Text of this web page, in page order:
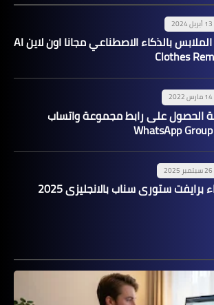
13 أبريل 2024
إزالة الملابس بالذكاء الاصطناعي مجانا اون لاين AI
Clothes
14 مارس 2022
الحصول على رابط مجموعة واتساب
WhatsApp
26 سبتمبر 2025
برايفت ستوري سناب بالانجليزي 2025